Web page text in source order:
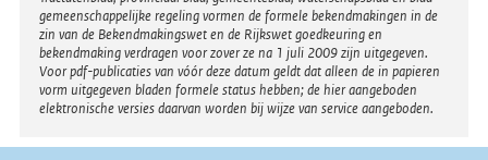
gemeenschappelijke regeling vormen de formele bekendmakingen in de
zin van de Bekendmakingswet en de Rijkswet goedkeuring en
bekendmaking verdragen voor zover ze na 1 juli 2009 zijn uitgegeven.
Voor pdf-publicaties van vóór deze datum geldt dat alleen de in papieren
vorm uitgegeven bladen formele status hebben; de hier aangeboden
elektronische versies daarvan worden bij wijze van service aangeboden.